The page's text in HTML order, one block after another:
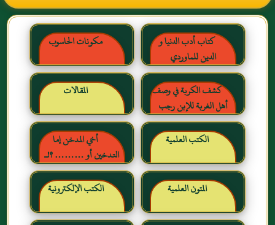
كتاب أدب الدنيا و
الدين للماوردي
مكونات الحاسوب
كشف الكربة في وصف
أهل الغربة للإبن رجب
الحنبلي رحمه الله
المقالات
الكتب العلمية
أخي المدخن إما
التدخين أو ……… ؟!ـ
حقائق وأرقام ناطقة ، لكن
لا يسمعها المدخنون حرره
خالد بن عبد الرحمن بن حمد
الشايع
المتون العلمية الكتب الإلكترونية